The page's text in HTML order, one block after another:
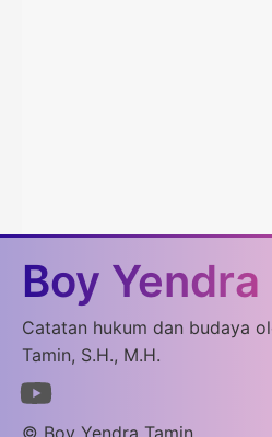
Boy Yendra
Catatan hukum dan budaya
Tamin, S.H., M.H.
© Boy Yendra Tamin